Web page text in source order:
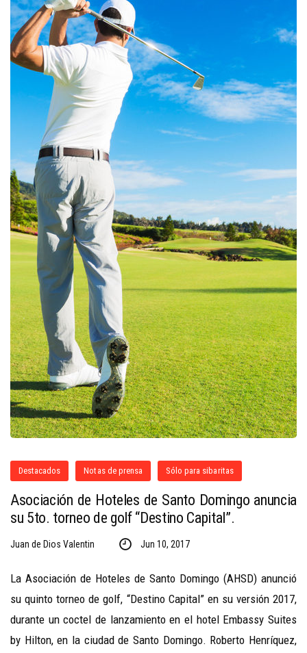
Destacados Notas de prensa Sólo para sibaritas
Asociación de Hoteles de Santo Domingo anuncia
su 5to. torneo de golf “Destino Capital”.
Juan de Dios Valentin Jun 10, 2017
La Asociación de Hoteles de Santo Domingo (AHSD) anunció
su quinto torneo de golf, “Destino Capital” en su versión 2017,
durante un coctel de lanzamiento en el hotel Embassy Suites
by Hilton, en la ciudad de Santo Domingo. Roberto Henríquez,